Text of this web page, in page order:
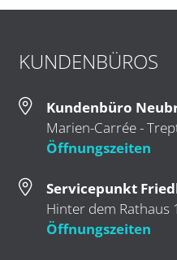
KUNDENBÜROS
Kundenbüro
Marien-Carrée -
Öffnungszeiten
Servicepunkt
Hinter dem Rathaus 1
Öffnungszeiten